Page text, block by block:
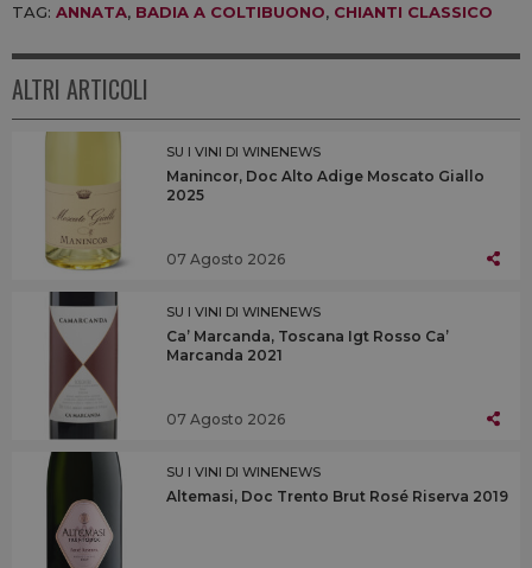
TAG: ANNATA, BADIA A COLTIBUONO, CHIANTI CLASSICO
ALTRI ARTICOLI
SU I VINI DI WINENEWS
Manincor, Doc Alto Adige Moscato Giallo
2025
07 Agosto 2026
SU I VINI DI WINENEWS
Ca’ Marcanda, Toscana Igt Rosso Ca’
Marcanda 2021
07 Agosto 2026
SU I VINI DI WINENEWS
Altemasi, Doc Trento Brut Rosé Riserva 2019